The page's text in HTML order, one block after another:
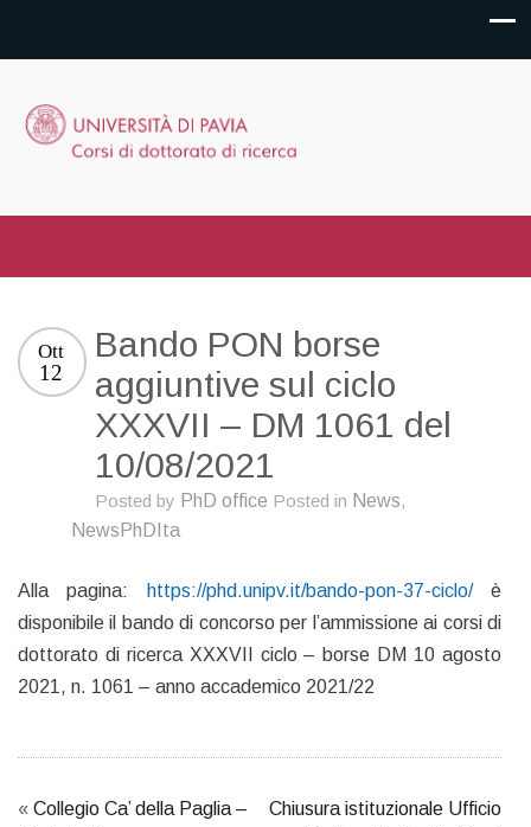
Bando PON borse
aggiuntive sul ciclo
XXXVII – DM 1061 del
10/08/2021
Ott
12
Posted by PhD office Posted in News,
NewsPhDIta
Alla pagina: https://phd.unipv.it/bando-pon-37-ciclo/è
disponibile il bando di concorso per l’ammissione ai corsi di
dottorato di ricerca XXXVII ciclo – borse DM 10 agosto
2021, n. 1061 – anno accademico 2021/22
« Collegio Ca’ della Paglia –
Chiusura istituzionale Ufficio